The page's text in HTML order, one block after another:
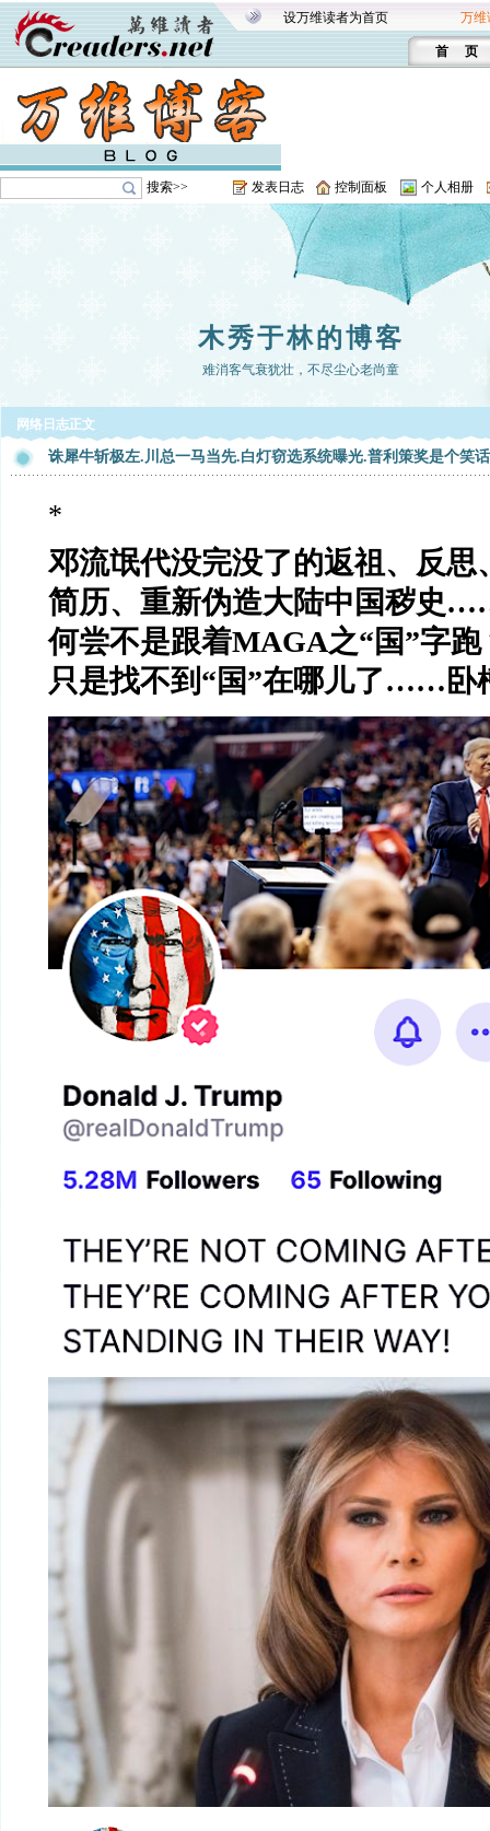
设万维读者为首页 万维
首 页
搜索>> 发表日志 控制面板 个人相册
木秀于林的博客
难消客气衰犹壮，不尽尘心老尚童
网络日志正文
诛犀牛斩极左.川总一马当先.白灯窃选系统曝光.普利策奖是个笑话
*
邓流氓代没完没了的返祖、反思
简历、重新伪造大陆中国秽史
何尝不是跟着MAGA之“国”字跑
只是找不到 “国”在哪儿了……卧